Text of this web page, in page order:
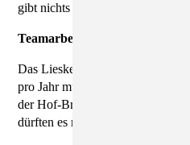
gibt nichts Besseres."
Teamarbeit in der Missionshof-
Das Liesker Bier geht ihm gut
pro Jahr müssen allerdings
der Hof-Brauerei nicht her. Ginge
dürften es mehr sein.